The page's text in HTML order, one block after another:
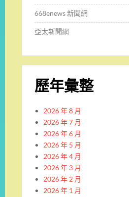
668enews 新聞網
亞太新聞網
歷年彙整
2026 年 8 月
2026 年 7 月
2026 年 6 月
2026 年 5 月
2026 年 4 月
2026 年 3 月
2026 年 2 月
2026 年 1 月